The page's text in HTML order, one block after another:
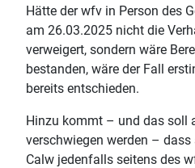
Hätte der wfv in Person des
am 26.03.2025 nicht die
verweigert, sondern wäre
bestanden, wäre der Fall
bereits entschieden.
Hinzu kommt – und das soll
verschwiegen werden – dass
Calw jedenfalls seitens des